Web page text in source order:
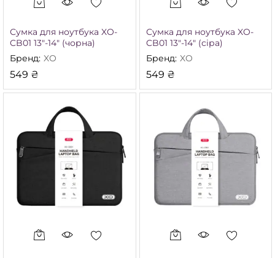
Сумка для ноутбука XO-
CB01 13″-14″ (чорна)
Бренд: XO
549 ₴
Сумка для ноутбука XO-
CB01 13″-14″ (сіра)
Бренд: XO
549 ₴